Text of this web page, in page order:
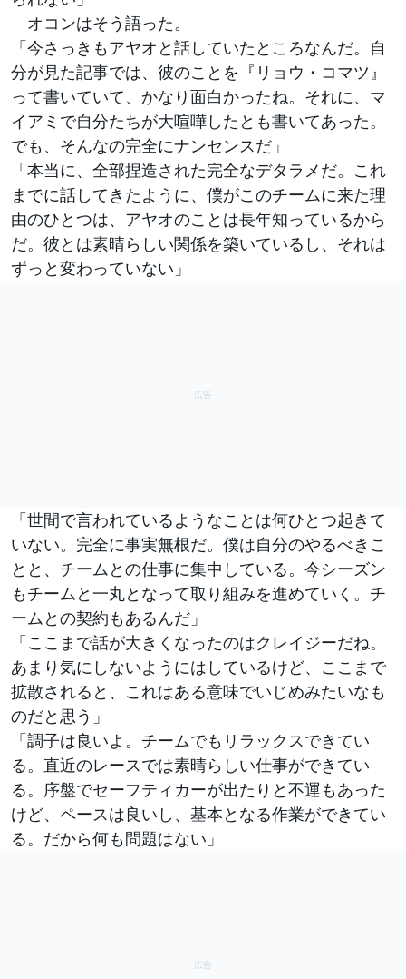
オコンはそう語った。
「今さっきもアヤオと話していたところなんだ。自
分が見た記事では、彼のことを『リョウ・コマツ』
って書いていて、かなり面白かったね。それに、マ
イアミで自分たちが大喧嘩したとも書いてあった。
でも、そんなの完全にナンセンスだ」
「本当に、全部捏造された完全なデタラメだ。これ
までに話してきたように、僕がこのチームに来た理
由のひとつは、アヤオのことは長年知っているから
だ。彼とは素晴らしい関係を築いているし、それは
ずっと変わっていない」
「世間で言われているようなことは何ひとつ起きて
いない。完全に事実無根だ。僕は自分のやるべきこ
とと、チームとの仕事に集中している。今シーズン
もチームと一丸となって取り組みを進めていく。チ
ームとの契約もあるんだ」
「ここまで話が大きくなったのはクレイジーだね。
あまり気にしないようにはしているけど、ここまで
拡散されると、これはある意味でいじめみたいなも
のだと思う」
「調子は良いよ。チームでもリラックスできてい
る。直近のレースでは素晴らしい仕事ができてい
る。序盤でセーフティカーが出たりと不運もあった
けど、ペースは良いし、基本となる作業ができてい
る。だから何も問題はない」